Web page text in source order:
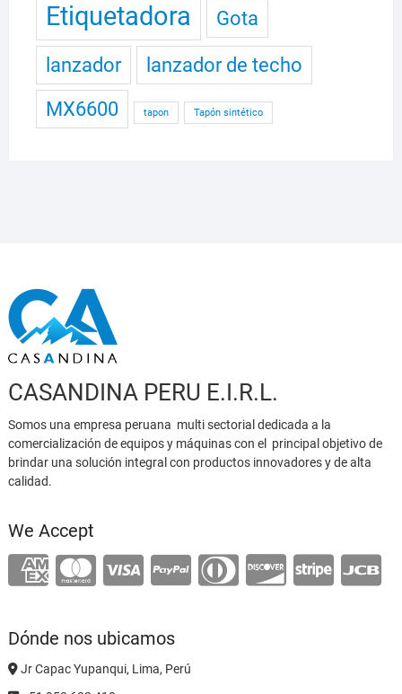
Etiquetadora
Gota
lanzador
lanzador de techo
MX6600
tapon Tapón sintético
CASANDINA PERU E.I.R.L.
Somos una empresa peruana multi sectorial dedicada a la
comercialización de equipos y máquinas con el principal objetivo de
brindar una solución integral con productos innovadores y de alta
calidad.
We Accept
Dónde nos ubicamos
Jr Capac Yupanqui, Lima, Perú